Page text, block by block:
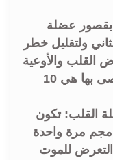
بقصور عضلة
ولتقليل خطر
القلب والأوعية
الدموية، تكون الجرعة الموصى بها هي 10
القلب: تكون
الجرعة الموصى بها هي 10 مجم مرة واحدة
للموت